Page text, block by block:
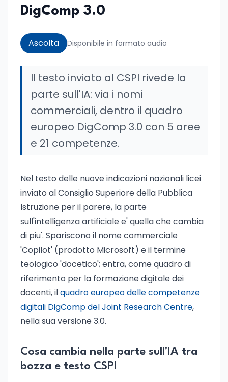
DigComp 3.0
Ascolta Disponibile in formato audio
Il testo inviato al CSPI rivede la
parte sull'IA: via i nomi
commerciali, dentro il quadro
europeo DigComp 3.0 con 5 aree
e 21 competenze.
Nel testo delle nuove indicazioni nazionali licei
inviato al Consiglio Superiore della Pubblica
Istruzione per il parere, la parte
sull'intelligenza artificiale e' quella che cambia
di piu'. Spariscono il nome commerciale
'Copilot' (prodotto Microsoft) e il termine
teologico 'docetico'; entra, come quadro di
riferimento per la formazione digitale dei
docenti, ilquadro europeo delle competenze
digitali DigComp del Joint Research Centre,
nella sua versione 3.0.
Cosa cambia nella parte sull'IA tra
bozza e testo CSPI